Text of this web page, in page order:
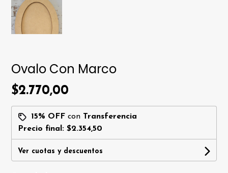
Ovalo Con Marco
$2.770,00
15% OFF con Transferencia
Precio final:$2.354,50
Ver cuotas y descuentos